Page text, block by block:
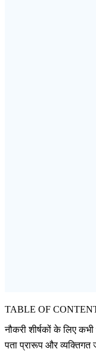
TABLE OF
नौकरी शीर्षकों के लिए
पता प्रारूप और व्यक्तिगत